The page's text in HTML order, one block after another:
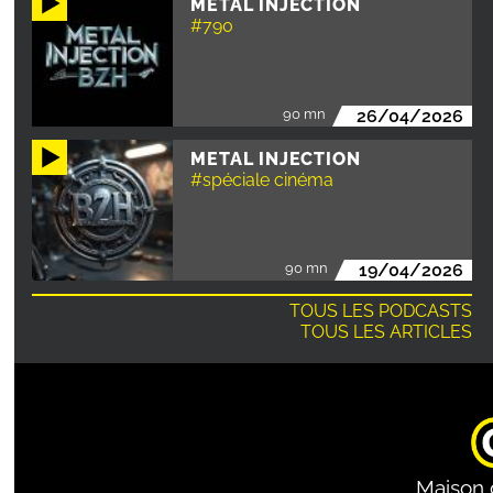
METAL INJECTION
#790
90 mn 26/04/2026
METAL INJECTION
#spéciale cinéma
90 mn
19/04/2026
TOUS LES PODCASTS
TOUS LES ARTICLES
Maison